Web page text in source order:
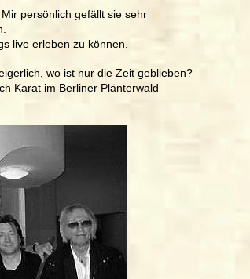
persönlich gefällt sie sehr
live erleben zu können.
wo ist nur die Zeit geblieben?
Karat im Berliner Plänterwald